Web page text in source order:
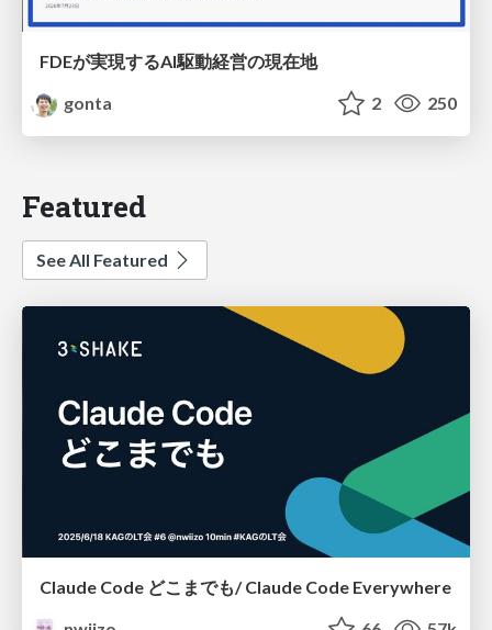
FDEが実現するAI駆動経営の現在地
gonta
2 250
Featured
See All Featured
Claude Code どこまでも/ Claude Code Everywhere